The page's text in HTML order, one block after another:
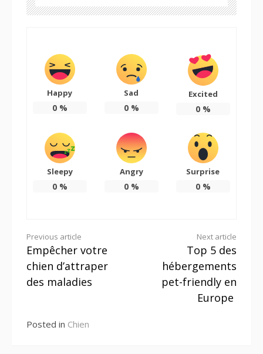
Happy
0%
Sad
0%
Excited
0%
Sleepy
0%
Angry
0%
Surprise
0%
Continue
Reading
Previous article
Empêcher votre
chien d’attraper
des maladies
Next article
Top 5 des
hébergements
pet-friendly en
Europe
Posted in Chien